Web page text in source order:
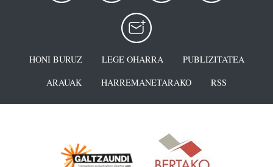
HONI BURUZ LEGE OHARRA
PUBLIZITATEA
ARAUAK
HARREMANETARAKO RSS